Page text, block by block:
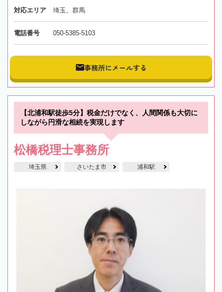
対応エリア 埼玉、群馬
電話番号 050-5385-5103
事務所にメールする
【北浦和駅徒歩5分】税金だけでなく、人間関係も大切に
しながら円滑な相続を実現します
松橋税理士事務所
埼玉県 さいたま市 浦和駅